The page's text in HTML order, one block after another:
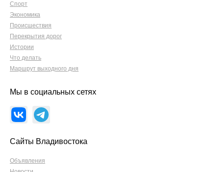
Спорт
Экономика
Происшествия
Перекрытия дорог
Истории
Что делать
Маршрут выходного дня
Мы в социальных сетях
Сайты Владивостока
Объявления